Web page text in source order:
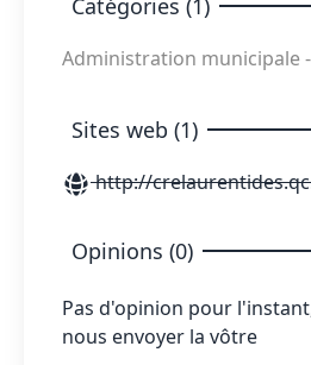
Catégories (1)
Administration municipale
Sites web (1)
http://
Opinions (0)
Pas d'opinion pour
nous envoyer la vôtre